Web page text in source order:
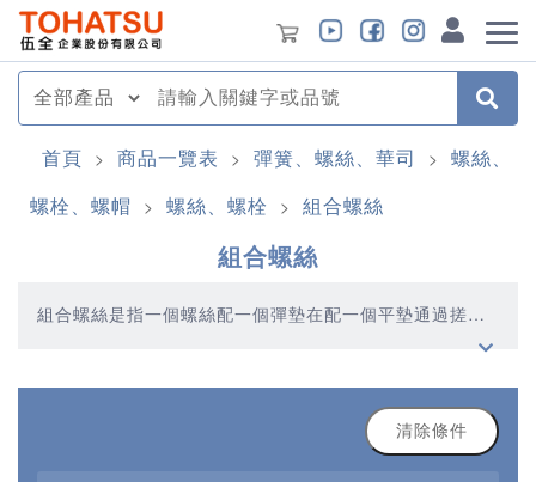
首頁 > 商品一覽表 > 彈簧、螺絲、華司 > 螺絲、
螺栓、螺帽
> 螺絲、螺栓 > 組合螺絲
組合螺絲
組合螺絲是指一個螺絲配一個彈墊在配一個平墊通過搓
牙，組合緊固在一起的組合件。 二、組合螺絲的作用 鋼結
橋樑，鍋爐鋼結構，工業廠房，高層民用建築，塔桅結
構，起重機械及其鋼結構需要採用摩擦型高強度螺栓組合
螺絲的場合。 組合螺絲的作用也很簡單，就是連接緊固產
品物件的，因為是彈平墊搓好牙在螺絲上的，使用時就不
清除條件